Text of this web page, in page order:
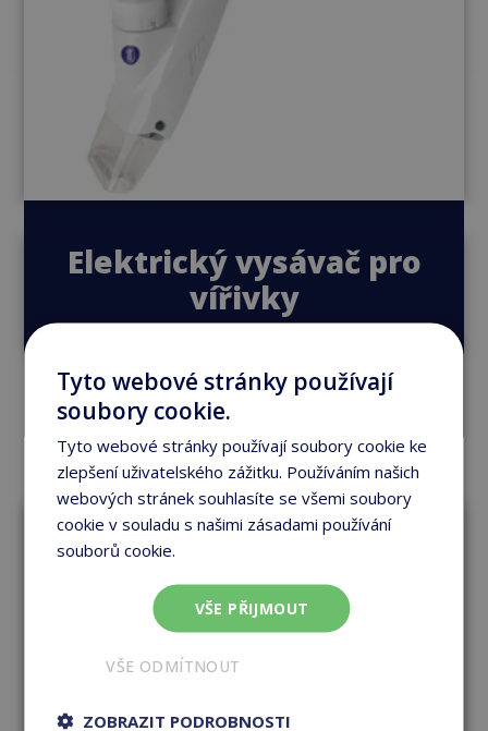
Elektrický vysávač pro
vířivky
Přejít do e-shopu
Tyto webové stránky používají
soubory cookie.
Tyto webové stránky používají soubory cookie ke
zlepšení uživatelského zážitku. Používáním našich
webových stránek souhlasíte se všemi soubory
cookie v souladu s našimi zásadami používání
souborů cookie.
VŠE PŘIJMOUT
VŠE ODMÍTNOUT
ZOBRAZIT PODROBNOSTI